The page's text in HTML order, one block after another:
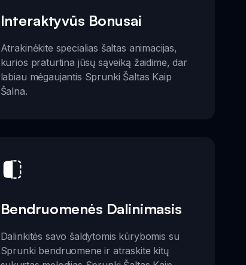
Interaktyvūs Bonusai
Atrakinėkite specialias šaltas animacijas,
kurios praturtina jūsų sąveiką žaidime, dar
labiau mėgaujantis Sprunki Šaltas Kaip
Šalna.
Bendruomenės Dalinimasis
Dalinkitės savo šaldytomis kūrybomis su
Sprunki bendruomene ir atraskite kitų